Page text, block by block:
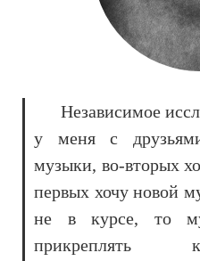
Независимое
у меня с
музыки, во-вторых
первых хочу новой
не в курсе, то
прикреплять